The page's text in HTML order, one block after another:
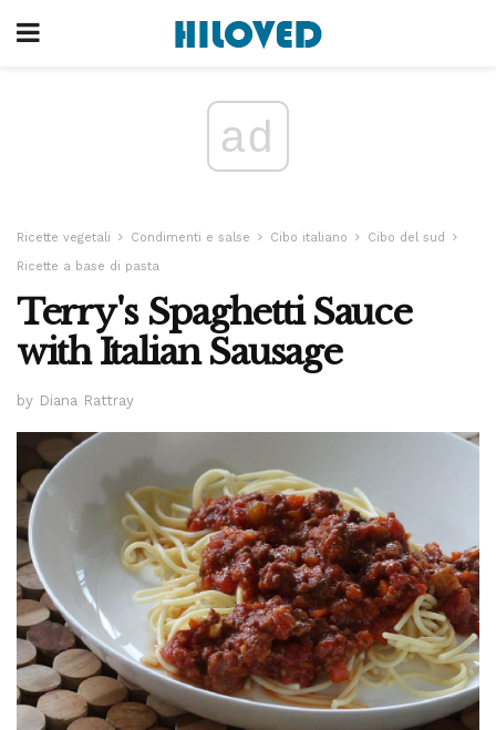
ad
Ricette vegetali Condimenti e salse Cibo italiano
Cibo del sud
Ricette a base di pasta
Terry's Spaghetti Sauce
with Italian Sausage
by Diana Rattray